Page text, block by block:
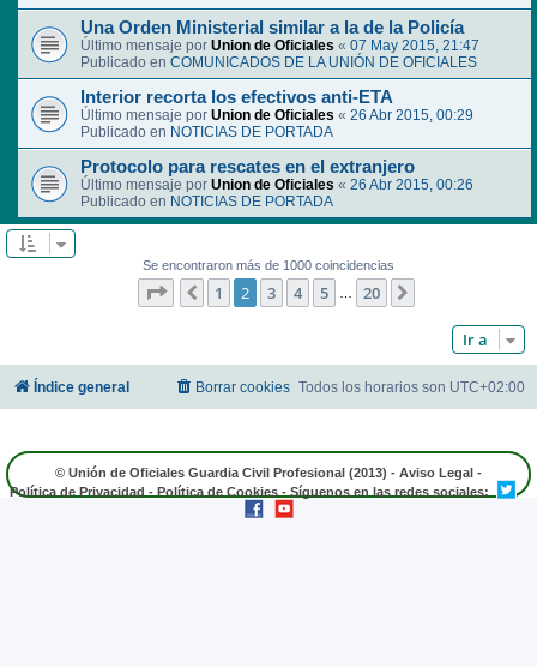
Una Orden Ministerial similar a la de la Policía
Último mensaje por Union de Oficiales « 07 May 2015, 21:47
Publicado en COMUNICADOS DE LA UNIÓN DE OFICIALES
Interior recorta los efectivos anti-ETA
Último mensaje por Union de Oficiales « 26 Abr 2015, 00:29
Publicado en NOTICIAS DE PORTADA
Protocolo para rescates en el extranjero
Último mensaje por Union de Oficiales « 26 Abr 2015, 00:26
Publicado en NOTICIAS DE PORTADA
Se encontraron más de 1000 coincidencias
Página de 20
Anterior
1 2 3 4 5 … 20
Ir a
Índice general Todos los horarios son UTC+02:00
Borrar cookies
© Unión de Oficiales Guardia Civil Profesional (2013) - Aviso Legal -
Política de Privacidad-Política de Cookies- Síguenos en las redes sociales: